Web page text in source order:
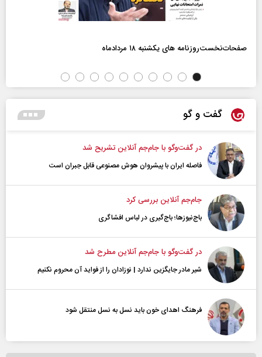
صفحات‌نخست‌روزنامه ها‌ی یکشنبه ۱۸ مردادماه
گفت و گو
در گفت‌و‌گو با جام‌جم آنلاین تشریح شد
فاصله ایران با پیشرو‌ان هوش مصنوعی قابل جبران است
جام‌جم آنلاین بررسی کرد
باج‌نیوزها؛ باج‌گیری در لباس افشاگری
در گفت‌و‌گو با جام‌جم آنلاین مطرح شد
شیر مادر جایگزین ندارد | نوزادان را از فواید آن محروم نکنیم
فرهنگ اهدای خون باید نسل به نسل منتقل شود